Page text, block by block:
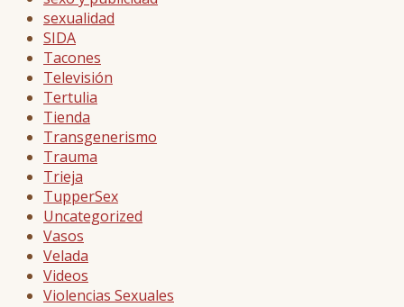
sexualidad
SIDA
Tacones
Televisión
Tertulia
Tienda
Transgenerismo
Trauma
Trieja
TupperSex
Uncategorized
Vasos
Velada
Videos
Violencias Sexuales